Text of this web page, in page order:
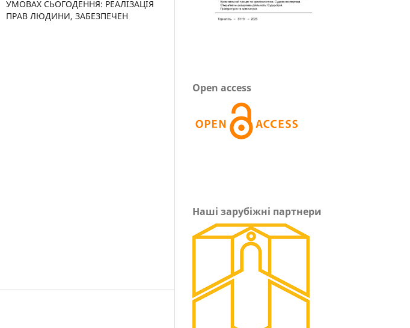
УМОВАХ СЬОГОДЕННЯ: РЕАЛІЗАЦІЯ
ПРАВ ЛЮДИНИ, ЗАБЕЗПЕЧЕН
Open access
Наші зарубіжні партнери